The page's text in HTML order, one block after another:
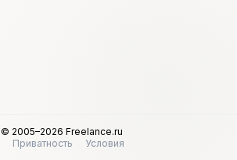
© 2005–2026 Freelance.ru
Приватность
Условия